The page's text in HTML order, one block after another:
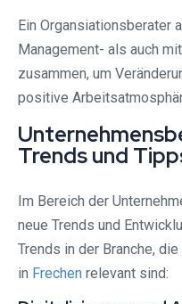
Ein Organsiationsberater
Management- als auch
zusammen, um
positive
Trends und
Im Bereich der
neue Trends und
Trends in der Branche,
in Frechen relevant sind: